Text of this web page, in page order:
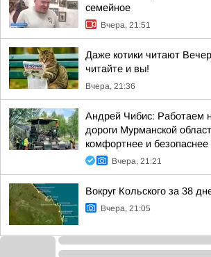
семейное
Вчера, 21:51
Даже котики читают
читайте и вы!
Вчера, 21:36
Андрей Чибис: Работаем
дороги Мурманской
комфортнее и безопаснее
Вчера, 21:21
Вокруг Кольского за 38
Вчера, 21:05